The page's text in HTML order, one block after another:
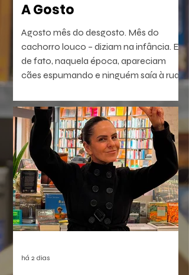
A Gosto
Agosto mês do desgosto. Mês do
cachorro louco – diziam na infância. E
de fato, naquela época, apareciam
cães espumando e ninguém saía à rua.
homem e em bicho. Ou dava. Muitos
têm raiva, ódio, medo. Porém não
dependem do mês em curso.
há 2 dias